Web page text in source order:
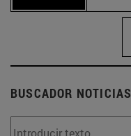
BUSCADOR NOTICIAS